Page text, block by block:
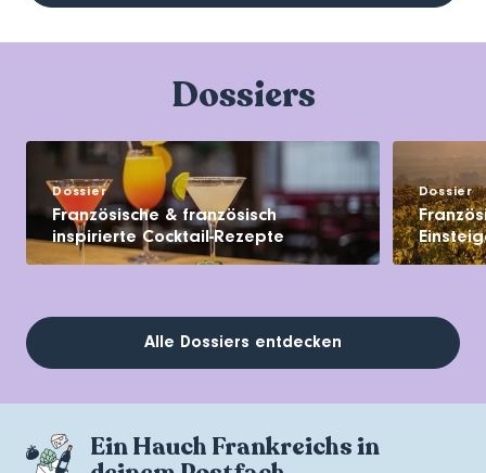
Dossiers
Dossier
Französische & französisch
inspirierte Cocktail-Rezepte
Dossier
Alle Dossiers entdecken
Ein Hauch Frankreichs in